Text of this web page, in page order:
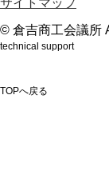
サイトマップ
© 倉吉商工会議所
technical support
TOPへ戻る